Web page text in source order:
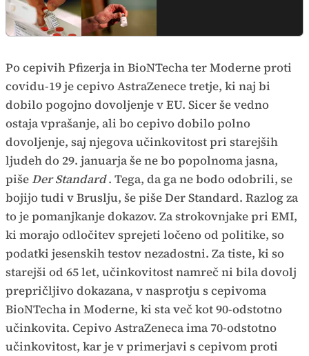
Po cepivih Pfizerja in BioNTecha ter Moderne proti
covidu-19 je cepivo AstraZenece tretje, ki naj bi
dobilo pogojno dovoljenje v EU. Sicer še vedno
ostaja vprašanje, ali bo cepivo dobilo polno
dovoljenje, saj njegova učinkovitost pri starejših
ljudeh do 29. januarja še ne bo popolnoma jasna,
pišeDer Standard. Tega, da ga ne bodo odobrili, se
bojijo tudi v Bruslju, še piše Der Standard. Razlog za
to je pomanjkanje dokazov. Za strokovnjake pri EMI,
ki morajo odločitev sprejeti ločeno od politike, so
podatki jesenskih testov nezadostni. Za tiste, ki so
starejši od 65 let, učinkovitost namreč ni bila dovolj
prepričljivo dokazana, v nasprotju s cepivoma
BioNTecha in Moderne, ki sta več kot 90-odstotno
učinkovita. Cepivo AstraZeneca ima 70-odstotno
učinkovitost, kar je v primerjavi s cepivom proti